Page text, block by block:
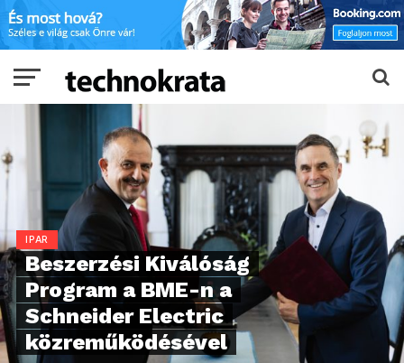
IPAR
Beszerzési Kiválóság
Program a BME-n a
Schneider Electric
közreműködésével